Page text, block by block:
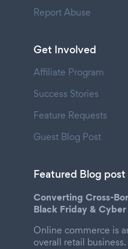
Report Abuse
Get Involved
Affiliate Program
Success Stories
Feature Requests
Guest Blog Post
Featured Blog post
Converting Cross-
Black Friday &
Online commerce is
overall retail business.